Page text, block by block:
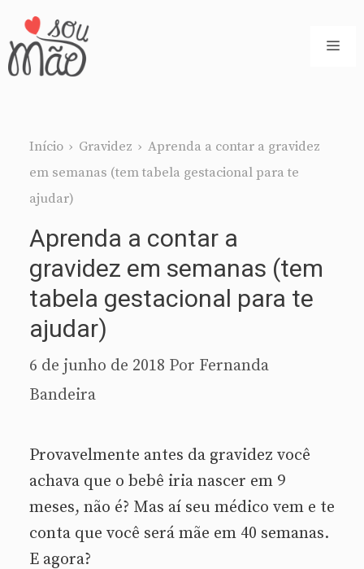
Pular
para
Início › Gravidez › Aprenda a contar a gravidez
em semanas (tem tabela gestacional para te
ajudar)
Aprenda a contar a
gravidez em semanas (tem
tabela gestacional para te
ajudar)
6 de junho de 2018 Por Fernanda
Bandeira
Provavelmente antes da gravidez você
achava que o bebê iria nascer em 9
meses, não é? Mas aí seu médico vem e te
conta que você será mãe em 40 semanas.
E agora?